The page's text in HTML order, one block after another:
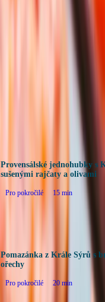
Provensálské jednohubky s
sušenými rajčaty a olivami
Pro pokročilé 15 min
Pomazánka z Krále Sýrů s
ořechy
Pro pokročilé 20 min